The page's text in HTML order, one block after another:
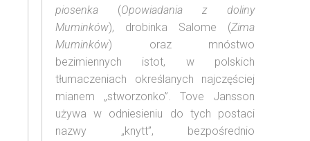
piosenka (Opowiadania z doliny
Muminków), drobinka Salome (Zima
Muminków) oraz mnóstwo
bezimiennych istot, w polskich
tłumaczeniach określanych najczęściej
mianem „stworzonko”. Tove Jansson
używa w odniesieniu do tych postaci
nazwy „knytt”, bezpośrednio